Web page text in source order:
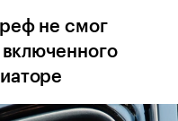
не смог
включенного